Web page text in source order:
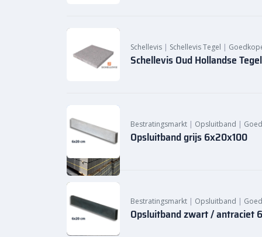
Schellevis | Schellevis Tegel |
Schellevis Oud Hollandse
Bestratingsmarkt | Opsluitband |
Opsluitband grijs 6x20x100
Bestratingsmarkt | Opsluitband |
Opsluitband zwart / antraciet